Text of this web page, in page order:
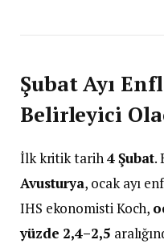
Şubat Ayı
Belirleyici
İlk kritik tarih4 Şubat.
Avusturya, ocak ayı
IHS ekonomisti Koch,
yüzde 2,4–2,5